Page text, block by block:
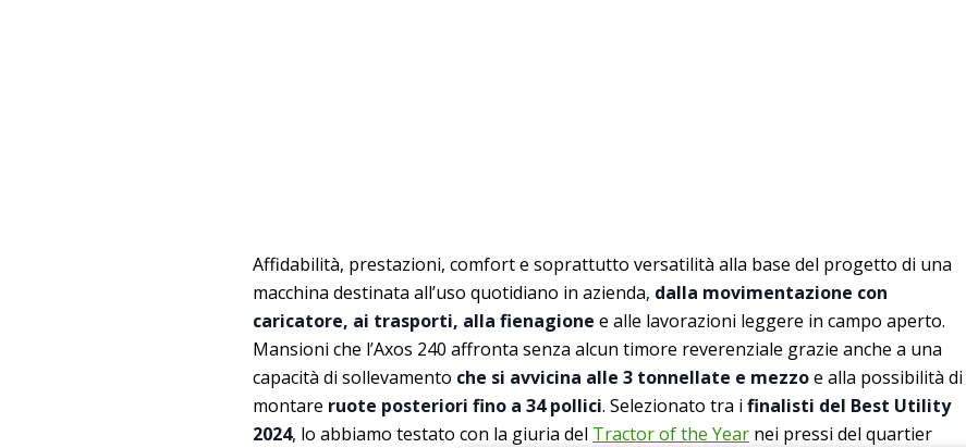
Affidabilità, prestazioni, comfort e soprattutto versatilità alla base del progetto di una
macchina destinata all’uso quotidiano in azienda, dalla movimentazione con
caricatore, ai trasporti, alla fienagione e alle lavorazioni leggere in campo aperto.
Mansioni che l’Axos 240 affronta senza alcun timore reverenziale grazie anche a una
capacità di sollevamento che si avvicina alle 3 tonnellate e mezzoe alla possibilità di
montare ruote posteriori fino a 34 pollici. Selezionato tra i finalisti del Best Utility
2024, lo abbiamo testato con la giuria del Tractor of the Year nei pressi del quartier